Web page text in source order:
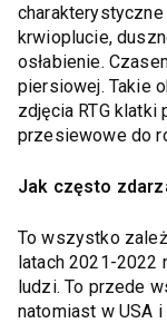
krwioplucie,
osłabienie.
piersiowej. Takie
zdjęcia RTG
przesiewowe do
Jak często
To wszystko
latach 2021-2022
ludzi. To przede
natomiast w USA